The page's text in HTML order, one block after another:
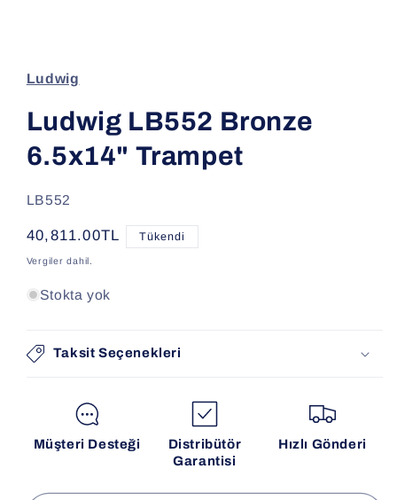
oynatın
Ludwig
Ludwig LB552 Bronze
6.5x14" Trampet
SKU:
LB552
Normal
fiyat
40,811.00TL Tükendi
Vergiler dahil.
Stokta yok
Taksit Seçenekleri
Müşteri Desteği
Distribütör
Garantisi
Hızlı Gönderi